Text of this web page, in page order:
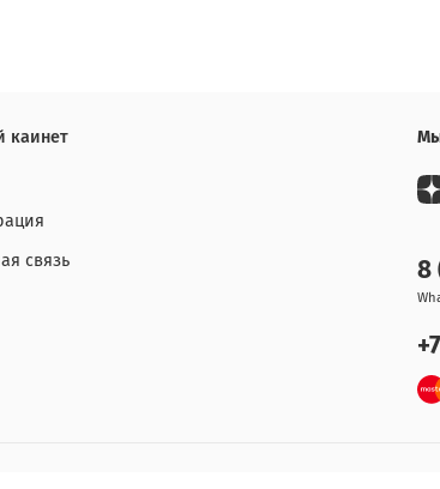
каинет
связь
Мы
8